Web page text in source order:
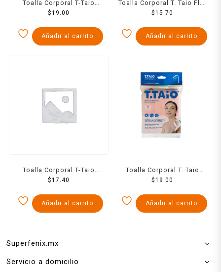
Toalla Corporal T-Taio
Rigida Doble Textura
$19.00
Añadir al carrito
Toalla Corporal T. Taio Flor
Tejida Para Baño 1 Pzs
$15.70
Añadir al carrito
Toalla Corporal T-Taio
Rigida Red Carita Feliz
$17.40
Añadir al carrito
Toalla Corporal T. Taio
Rigida Para Baño Con
$19.00
Añadir al carrito
Superfenix.mx
Servicio a domicilio